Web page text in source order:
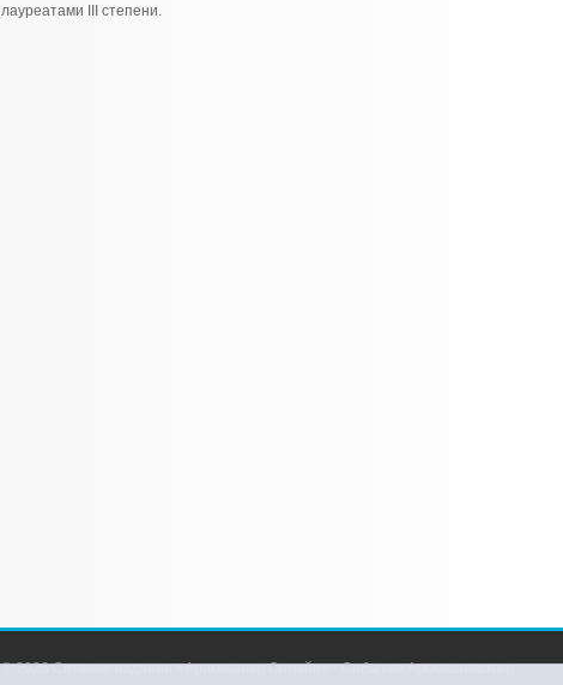
лауреатами III степени.
© 2026 Сетевое издание «Аромашево Онлайн» - События Аромашевского